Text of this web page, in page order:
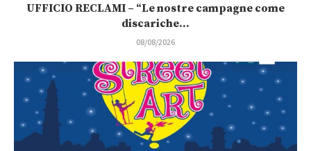
UFFICIO RECLAMI – “Le nostre campagne come
discariche...
08/08/2026